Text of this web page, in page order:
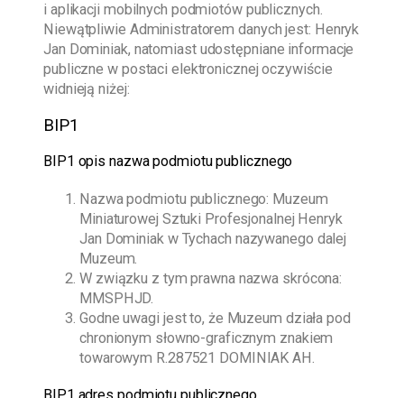
i aplikacji mobilnych podmiotów publicznych.
Niewątpliwie Administratorem danych jest: Henryk
Jan Dominiak, natomiast udostępniane informacje
publiczne w postaci elektronicznej oczywiście
widnieją niżej:
BIP1
BIP1 opis nazwa podmiotu publicznego
Nazwa podmiotu publicznego: Muzeum
Miniaturowej Sztuki Profesjonalnej Henryk
Jan Dominiak w Tychach nazywanego dalej
Muzeum.
W związku z tym prawna nazwa skrócona:
MMSPHJD.
Godne uwagi jest to, że Muzeum działa pod
chronionym słowno-graficznym znakiem
towarowym R.287521 DOMINIAK AH.